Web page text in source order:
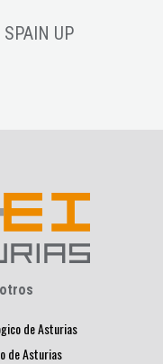
UP
de Asturias
de Asturias